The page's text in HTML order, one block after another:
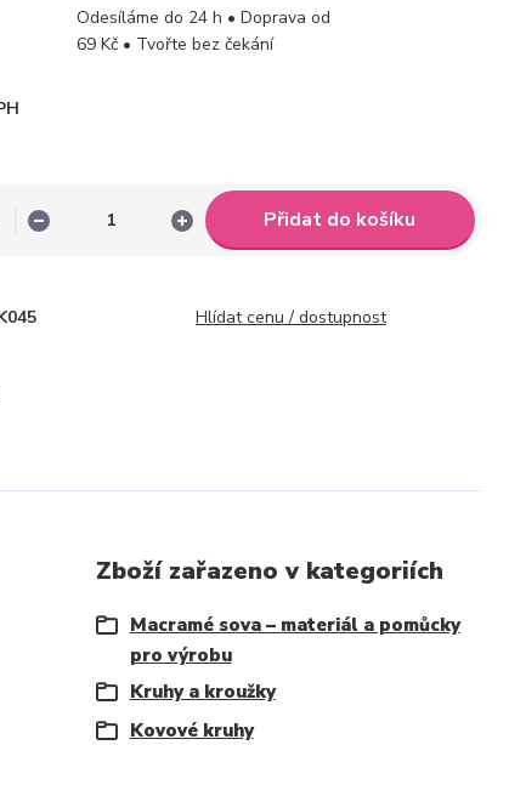
Odesíláme do 24 h • Doprava od
69 Kč • Tvořte bez čekání
Přidat do košíku
Hlídat cenu / dostupnost
Zboží zařazeno v kategoriích
Macramé sova – materiál a pomůcky
pro výrobu
Kruhy a kroužky
Kovové kruhy